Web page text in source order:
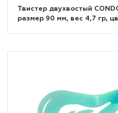
Твистер двухвостый
размер 90 мм, вес 4,7 гр,